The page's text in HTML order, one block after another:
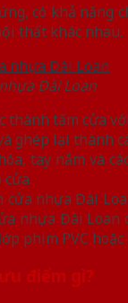
có khả năng
thất khác nhau.
Đài Loan
tấm cửa
ghép lại thành
tay nắm và
nhựa Đài
nhựa Đài
phim PVC
điểm gì?